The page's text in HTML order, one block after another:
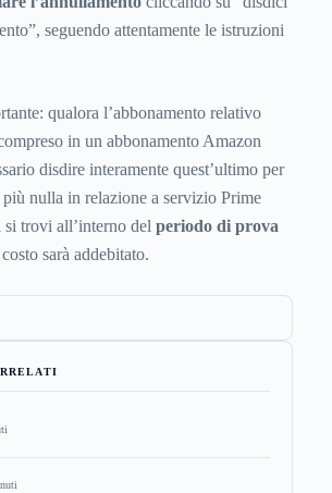
seguendo attentamente le istruzioni
qualora l’abbonamento relativo
in un abbonamento Amazon
disdire interamente quest’ultimo per
più nulla in relazione a servizio Prime
trovi all’interno del periodo di prova
sarà addebitato.